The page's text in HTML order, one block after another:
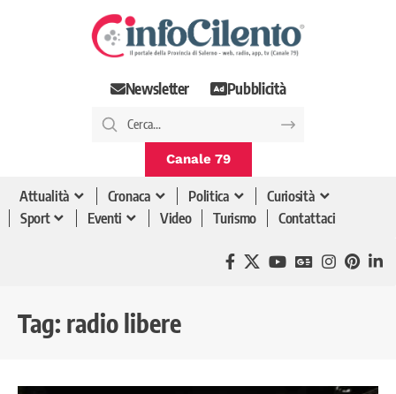
Newsletter Pubblicità
Canale 79
Attualità Cronaca Politica
Curiosità
Sport
Eventi Video Turismo Contattaci
Tag: radio libere